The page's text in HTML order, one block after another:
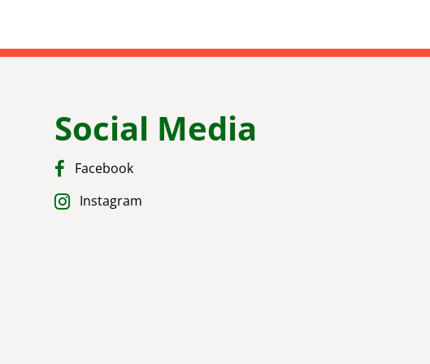
Social Media
Facebook
Instagram